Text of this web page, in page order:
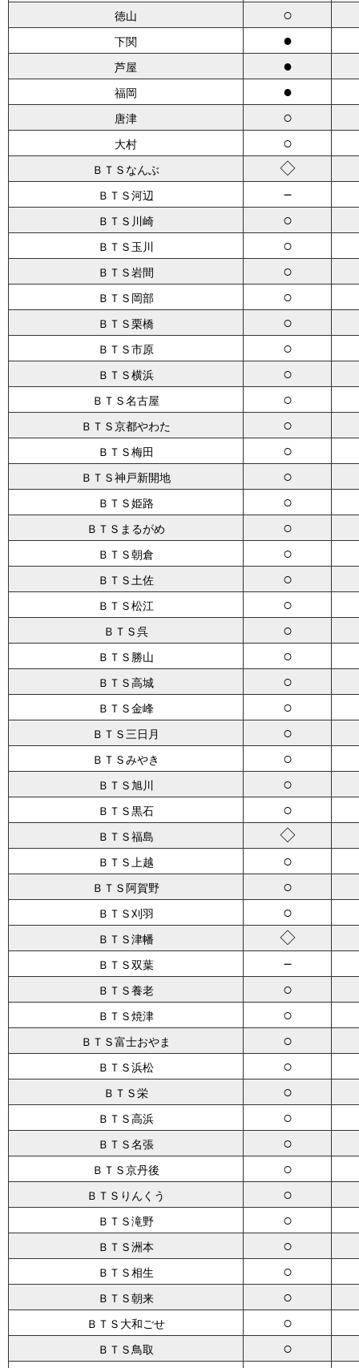
徳山 ○
下関 ●
芦屋 ●
福岡 ●
唐津 ○
大村 ○
ＢＴＳなんぶ ◇
ＢＴＳ河辺 －
ＢＴＳ川崎 ○
ＢＴＳ玉川 ○
ＢＴＳ岩間 ○
ＢＴＳ岡部 ○
ＢＴＳ栗橋 ○
ＢＴＳ市原 ○
ＢＴＳ横浜 ○
ＢＴＳ名古屋 ○
ＢＴＳ京都やわた ○
ＢＴＳ梅田 ○
ＢＴＳ神戸新開地 ○
ＢＴＳ姫路 ○
ＢＴＳまるがめ ○
ＢＴＳ朝倉 ○
ＢＴＳ土佐 ○
ＢＴＳ松江 ○
ＢＴＳ呉 ○
ＢＴＳ勝山 ○
ＢＴＳ高城 ○
ＢＴＳ金峰 ○
ＢＴＳ三日月 ○
ＢＴＳみやき ○
ＢＴＳ旭川 ○
ＢＴＳ黒石 ○
ＢＴＳ福島 ◇
ＢＴＳ上越 ○
ＢＴＳ阿賀野 ○
ＢＴＳ刈羽 ○
ＢＴＳ津幡 ◇
ＢＴＳ双葉 －
ＢＴＳ養老 ○
ＢＴＳ焼津 ○
ＢＴＳ富士おやま ○
ＢＴＳ浜松 ○
ＢＴＳ栄 ○
ＢＴＳ高浜 ○
ＢＴＳ名張 ○
ＢＴＳ京丹後 ○
ＢＴＳりんくう ○
ＢＴＳ滝野 ○
ＢＴＳ洲本 ○
ＢＴＳ相生 ○
ＢＴＳ朝来 ○
ＢＴＳ大和ごせ ○
ＢＴＳ鳥取
○